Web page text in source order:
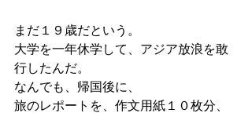
まだ１９歳だという。
大学を一年休学して、アジア放浪を敢
行したんだ。
なんでも、帰国後に、
旅のレポートを、作文用紙１０枚分、